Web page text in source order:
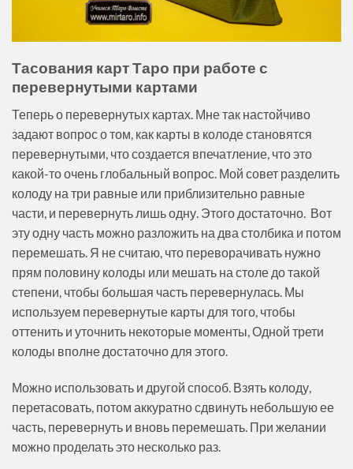
Тасования карт Таро при работе с
перевернутыми картами
Теперь о перевернутых картах. Мне так настойчиво
задают вопрос о том, как карты в колоде становятся
перевернутыми, что создается впечатление, что это
какой-то очень глобальный вопрос. Мой совет разделить
колоду на три равные или приблизительно равные
части, и перевернуть лишь одну. Этого достаточно. Вот
эту одну часть можно разложить на два столбика и потом
перемешать. Я не считаю, что переворачивать нужно
прям половину колоды или мешать на столе до такой
степени, чтобы большая часть перевернулась. Мы
используем перевернутые карты для того, чтобы
оттенить и уточнить некоторые моменты, Одной трети
колоды вполне достаточно для этого.
Можно использовать и другой способ. Взять колоду,
перетасовать, потом аккуратно сдвинуть небольшую ее
часть, перевернуть и вновь перемешать. При желании
можно проделать это несколько раз.